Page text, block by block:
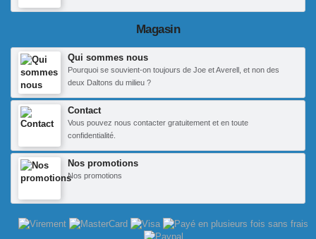
Magasin
Qui sommes nous
Pourquoi se souvient-on toujours de Joe et Averell, et non des
deux Daltons du milieu ?
Contact
Vous pouvez nous contacter gratuitement et en toute
confidentialité.
Nos promotions
Nos promotions